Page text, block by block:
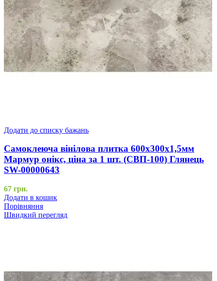
Додати до списку бажань
Самоклеюча вінілова плитка 600х300х1,5мм
Мармур онікс, ціна за 1 шт. (СВП-100) Глянець
SW-00000643
67 грн.
Додати в кошик
Порівняння
Швидкий перегляд